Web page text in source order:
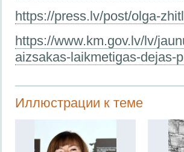
https://press.lv/post/olga-
https://www.km.gov.lv/lv/
aizsakas-laikmetigas-dejas-
Иллюстрации к теме